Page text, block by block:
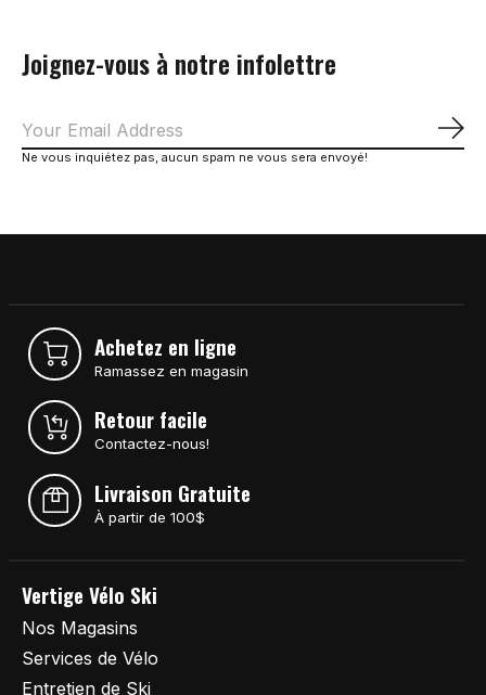
Joignez-vous à notre infolettre
Ne vous inquiétez pas, aucun spam ne vous sera envoyé!
Achetez en ligne
Ramassez en magasin
Retour facile
Contactez-nous!
Livraison Gratuite
À partir de 100$
Vertige Vélo Ski
Nos Magasins
Services de Vélo
Entretien de Ski